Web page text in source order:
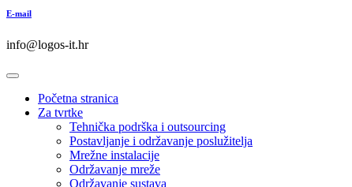
E-mail
info@logos-it.hr
Početna stranica
Za tvrtke
Tehnička podrška i outsourcing
Postavljanje i održavanje poslužitelja
Mrežne instalacije
Održavanje mreže
Održavanje sustava